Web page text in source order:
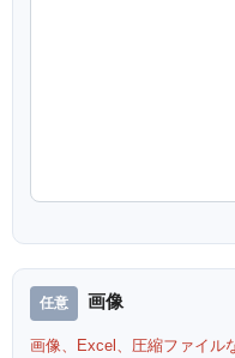
画像
画像、Excel、圧縮ファイル